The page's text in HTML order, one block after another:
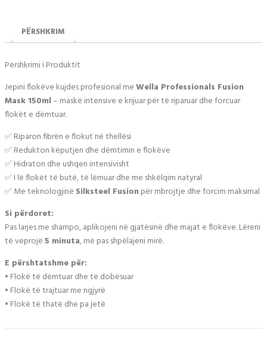
PËRSHKRIM
Përshkrimi i Produktit
Jepini flokëve kujdes profesional meWella Professionals Fusion
Mask 150ml– maskë intensive e krijuar për të riparuar dhe forcuar
flokët e dëmtuar.
✅ Riparon fibrën e flokut në thellësi
✅ Redukton këputjen dhe dëmtimin e flokëve
✅ Hidraton dhe ushqen intensivisht
✅ I lë flokët të butë, të lëmuar dhe me shkëlqim natyral
✅ Me teknologjinë Silksteel Fusion për mbrojtje dhe forcim maksimal
Si përdoret:
Pas larjes me shampo, aplikojeni në gjatësinë dhe majat e flokëve. Lëreni
të veprojë5 minuta, më pas shpëlajeni mirë.
E përshtatshme për:
• Flokë të dëmtuar dhe të dobësuar
• Flokë të trajtuar me ngjyrë
• Flokë të thatë dhe pa jetë